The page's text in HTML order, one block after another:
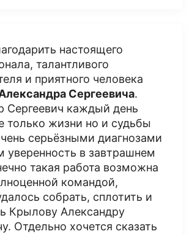
настоящего
талантливого
и приятного человека
Сергеевича.
Сергеевич каждый день
только жизни но и судьбы
серьёзными диагнозами
уверенность в завтрашнем
такая работа возможна
командой,
собрать, сплотить и
Крылову Александру
Отдельно хочется сказать